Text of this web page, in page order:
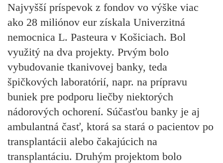
Najvyšší príspevok z fondov vo výške viac
ako 28 miliónov eur získala Univerzitná
nemocnica L. Pasteura v Košiciach. Bol
využitý na dva projekty. Prvým bolo
vybudovanie tkanivovej banky, teda
špičkových laboratórií, napr. na prípravu
buniek pre podporu liečby niektorých
nádorových ochorení. Súčasťou banky je aj
ambulantná časť, ktorá sa stará o pacientov po
transplantácii alebo čakajúcich na
transplantáciu. Druhým projektom bolo